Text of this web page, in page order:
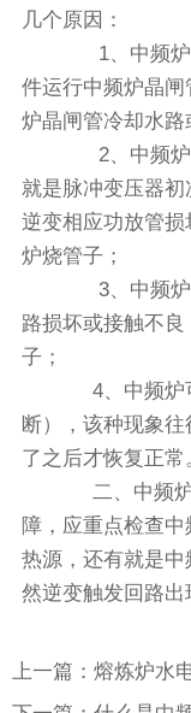
几个原因：
1、中频炉
件运行中频炉晶
炉晶闸管冷却水路
2、中频炉
就是脉冲变压器
逆变相应功放管
炉烧管子；
3、中频炉
路损坏或接触不
子；
4、中频炉
断），该种现象
了之后才恢复正常
二、中频炉
障，应重点检查
热源，还有就是
然逆变触发回路出
上一篇：熔炼炉水